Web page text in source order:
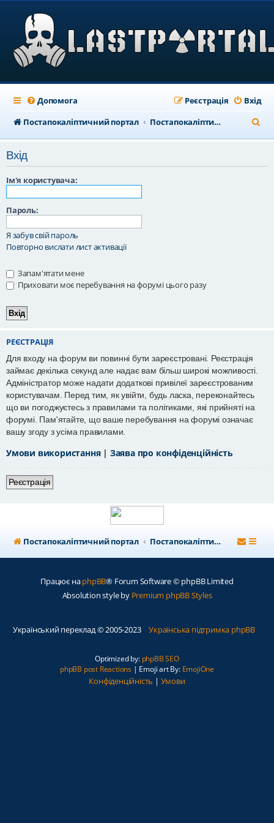
Допомога Вхід
Реєстрація
Постапокаліптичний портал
Постапокаліптичний форум
о
Вхід
Ім'я користувача:
Пароль:
Я забув свій пароль
Повторно вислати лист активації
Запам'ятати мене
Приховати моє перебування на форумі цього разу
РЕЄСТРАЦІЯ
Для входу на форум ви повинні бути зареєстровані. Реєстрація
займає декілька секунд але надає вам більш широкі можливості.
Адміністратор може надати додаткові привілеї зареєстрованим
користувачам. Перед тим, як увійти, будь ласка, переконайтесь
що ви погоджуєтесь з правилами та політиками, які прийняті на
форумі. Пам'ятайте, що ваше перебування на форумі означає
вашу згоду з усіма правилами.
Умови використання| Заява про конфіденційність
Реєстрація
Постапокаліптичний портал Постапокаліптичний форум
Працює наphpBB® Forum Software © phpBB Limited
Absolution style by Premium phpBB Styles
Український переклад © 2005-2023 Українська підтримка phpBB
Optimized by: phpBB SEO
phpBB post Reactions| Emoji art By: EmojiOne
Конфіденційність | Умови